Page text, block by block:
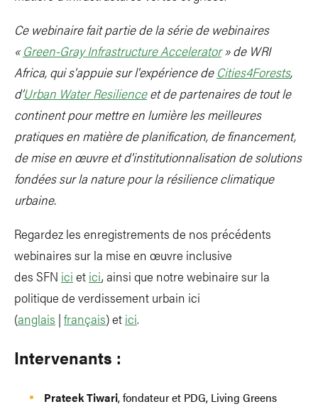
Ce webinaire fait partie de la série de webinaires
«Green-Gray Infrastructure Accelerator» de WRI
Africa, qui s'appuie sur l'expérience de Cities4Forests,
d’Urban Water Resilienceet de partenaires de tout le
continent pour mettre en lumière les meilleures
pratiques en matière de planification, de financement,
de mise en œuvre et d'institutionnalisation de solutions
fondées sur la nature pour la résilience climatique
urbaine.
Regardez les enregistrements de nos précédents
webinaires sur la mise en œuvre inclusive
des SFN ici et ici, ainsi que notre webinaire sur la
politique de verdissement urbain ici
(anglais | français) et ici.
Intervenants :
Prateek Tiwari, fondateur et PDG, Living Greens